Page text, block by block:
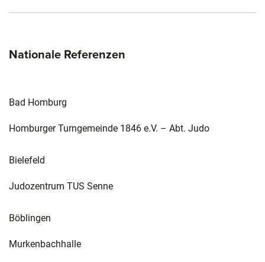
Nationale Referenzen
Bad Homburg
Homburger Turngemeinde 1846 e.V. – Abt. Judo
Bielefeld
Judozentrum TUS Senne
Böblingen
Murkenbachhalle